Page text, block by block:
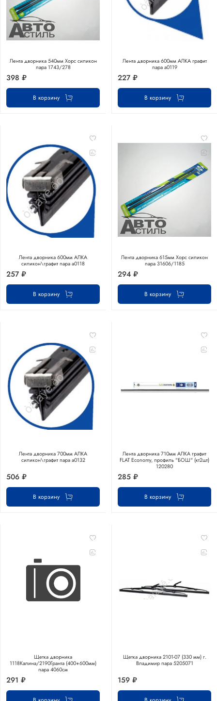
Лента дворника 540мм Хорс силикон
пара 1743/278
398 ₽
В корзину
Лента дворника 600мм АЛКА графит
пара а0119
227 ₽
В корзину
Лента дворника 600мм АЛКА
силикон\графит пара а0118
257 ₽
В корзину
Лента дворника 615мм Хорс силикон
пара 31606/1185
294 ₽
В корзину
Лента дворника 700мм АЛКА
силикон\графит пара а0132
506 ₽
В корзину
Лента дворника 710мм АЛКА графит
FLAT Economy, профиль "БОШ" (кт2шт)
120280
285 ₽
В корзину
Щетка дворника
1118Калина/2190Гранта (400+600мм)
пара 4060см
291 ₽
Щетка дворника 2101-07 (330 мм) г.
Владимир пара 5205071
159 ₽